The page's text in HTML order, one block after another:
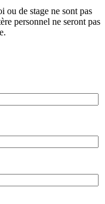
ou de stage ne sont pas
personnel ne seront pas